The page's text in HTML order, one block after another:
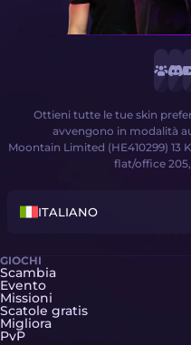
Ottieni tutte le tue skin
avvengono in modalità
Moontain Limited (HE410299)
flat/office 205,
ITALIANO
GIOCHI
Scambia
Evento
Missioni
Scatole gratis
Migliora
PvP